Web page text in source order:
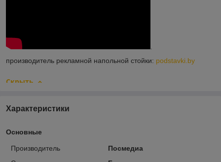
.
производитель рекламной напольной стойки: podstavki.by
Скрыть
Характеристики
Основные
Производитель
Посмедиа